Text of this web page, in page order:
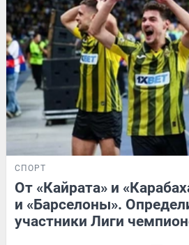
СПОРТ
От «Кайрата» и
и «Барселоны».
участники Лиги